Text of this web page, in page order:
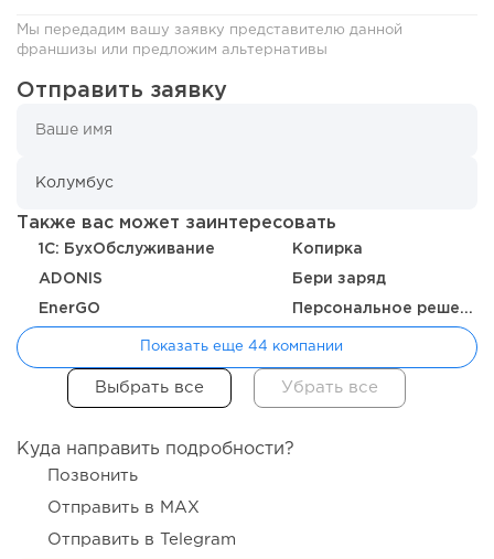
миллиарды:...
Мы передадим вашу заявку представителю данной
франшизы или предложим альтернативы
Отправить заявку
Также вас может заинтересовать
1C: БухОбслуживание Копирка
ADONIS Бери заряд
EnerGO Персональное решение
Показать еще 44 компании
Куда направить подробности?
Позвонить
Отправить в MAX
Отправить в Telegram